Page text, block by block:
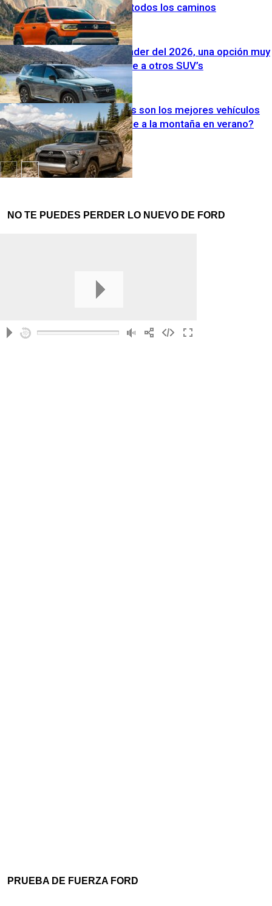
para recorrer todos los caminos
Nissan Pathfinder del 2026, una opción muy
atractiva frente a otros SUV’s
EE.UU. ¿Cuáles son los mejores vehículos
para escaparse a la montaña en verano?
NO TE PUEDES PERDER LO NUEVO DE FORD
PRUEBA DE FUERZA FORD